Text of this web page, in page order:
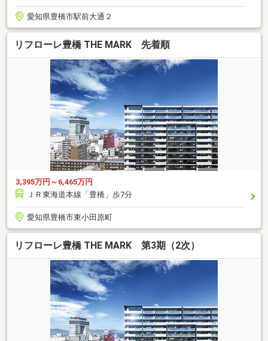
愛知県豊橋市駅前大通２
リフローレ豊橋 THE MARK 先着順
3,395万円～6,465万円
ＪＲ東海道本線「豊橋」歩7分
愛知県豊橋市東小田原町
リフローレ豊橋 THE MARK 第3期（2次）